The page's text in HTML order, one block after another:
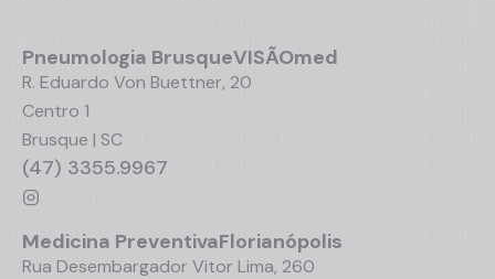
Pneumologia BrusqueVISÃOmed
R. Eduardo Von Buettner, 20
Centro 1
Brusque | SC
(47) 3355.9967
Medicina PreventivaFlorianópolis
Rua Desembargador Vitor Lima, 260